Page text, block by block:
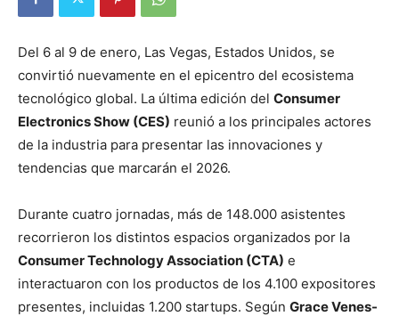
Del 6 al 9 de enero, Las Vegas, Estados Unidos, se
convirtió nuevamente en el epicentro del ecosistema
tecnológico global. La última edición del Consumer
Electronics Show (CES) reunió a los principales actores
de la industria para presentar las innovaciones y
tendencias que marcarán el 2026.
Durante cuatro jornadas, más de 148.000 asistentes
recorrieron los distintos espacios organizados por la
Consumer Technology Association (CTA) e
interactuaron con los productos de los 4.100 expositores
presentes, incluidas 1.200 startups. Según Grace Venes-